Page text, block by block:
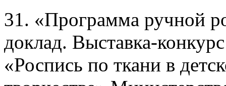
31. «Программа ручной
доклад. Выставка-конкурс
«Роспись по ткани в